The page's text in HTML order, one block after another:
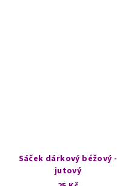
Sáček dárkový béžový -
jutový